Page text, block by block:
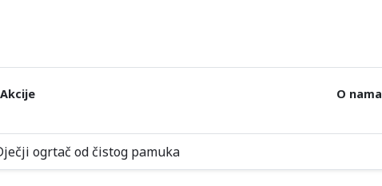
Akcije O nama
ogrtač od čistog pamuka